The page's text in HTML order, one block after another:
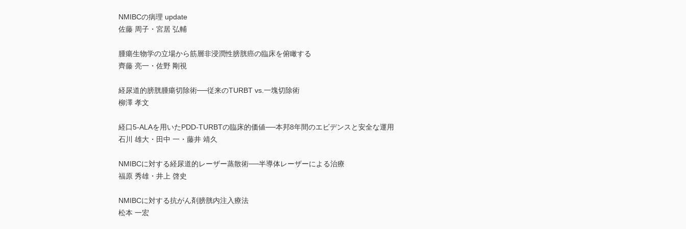
NMIBCの病理 update
佐藤 周子・宮居 弘輔
腫瘍生物学の立場から筋層非浸潤性膀胱癌の臨床を俯瞰する
齊藤 亮一・佐野 剛視
経尿道的膀胱腫瘍切除術──従来のTURBT vs.一塊切除術
柳澤 孝文
経口5-ALAを用いたPDD-TURBTの臨床的価値──本邦8年間のエビデンスと安全な運用
石川 雄大・田中 一・藤井 靖久
NMIBCに対する経尿道的レーザー蒸散術──半導体レーザーによる治療
福原 秀雄・井上 啓史
NMIBCに対する抗がん剤膀胱内注入療法
松本 一宏